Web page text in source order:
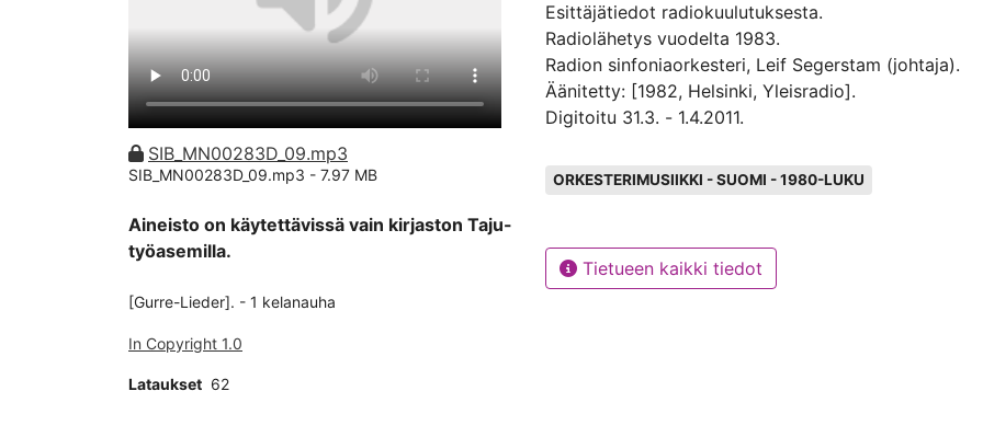
SIB_MN00283D_09.mp3
SIB_MN00283D_09.mp3 - 7.97 MB
Aineisto on käytettävissä vain kirjaston Taju-
työasemilla.
[Gurre-Lieder]. - 1 kelanauha
In Copyright 1.0
Lataukset 62
Esittäjätiedot radiokuulutuksesta.
Radiolähetys vuodelta 1983.
Radion sinfoniaorkesteri, Leif Segerstam (johtaja).
Äänitetty: [1982, Helsinki, Yleisradio].
Digitoitu 31.3. - 1.4.2011.
ORKESTERIMUSIIKKI - SUOMI - 1980-LUKU
Tietueen kaikki tiedot